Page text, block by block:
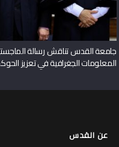
جامعة القدس تناقش رسالة
المعلومات الجغرافية في تعزيز
عن القدس